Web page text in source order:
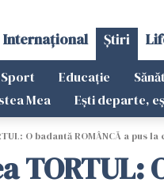
Internațional Știri
Sport Educație
Mea
Ești departe,
O badantă ROMÂNCĂ a pus
TORTUL: